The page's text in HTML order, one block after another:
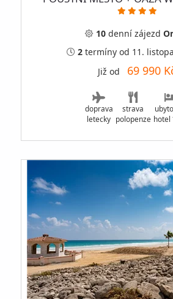
10 denní zájezd
2 termíny od 11.
Již od 69 990
doprava
letecky
strava
polopenze